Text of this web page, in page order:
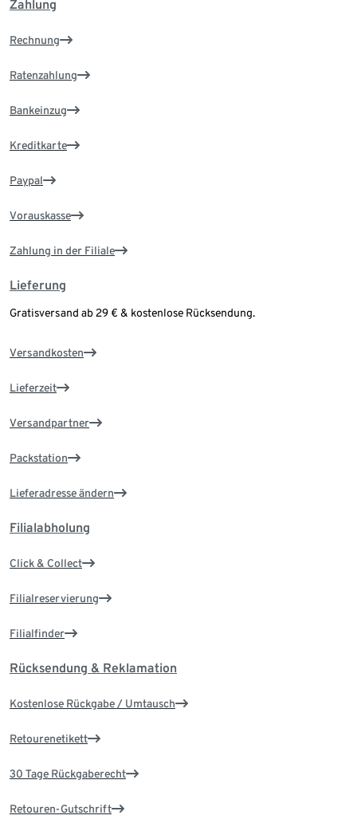
Zahlung
Rechnung
Ratenzahlung
Bankeinzug
Kreditkarte
Paypal
Vorauskasse
Zahlung in der Filiale
Lieferung
Gratisversand ab 29 € & kostenlose Rücksendung.
Versandkosten
Lieferzeit
Versandpartner
Packstation
Lieferadresse ändern
Filialabholung
Click & Collect
Filialreservierung
Filialfinder
Rücksendung & Reklamation
Kostenlose Rückgabe / Umtausch
Retourenetikett
30 Tage Rückgaberecht
Retouren-Gutschrift